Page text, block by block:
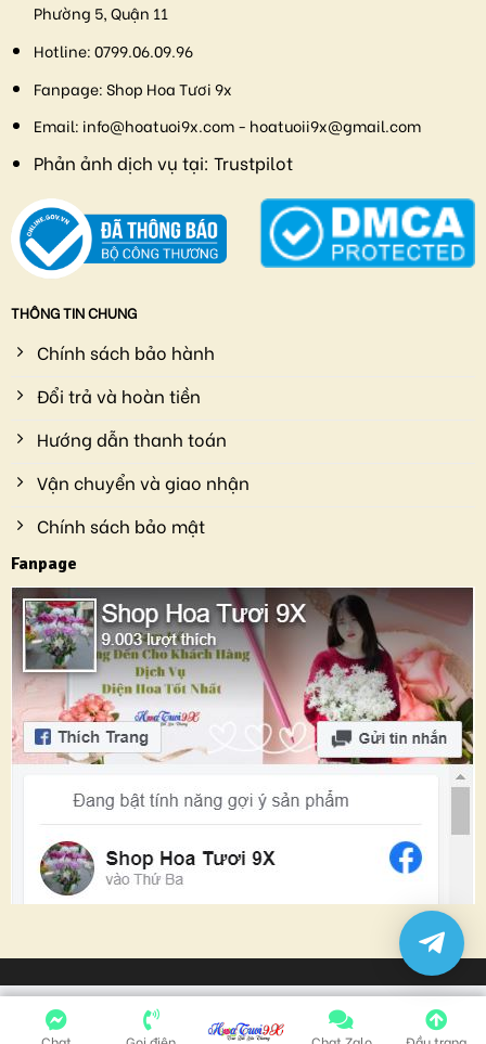
Phường 5, Quận 11
Hotline:0799.06.09.96
Fanpage:Shop Hoa Tươi 9x
Email: info@hoatuoi9x.com - hoatuoii9x@gmail.com
Phản ảnh dịch vụ tại: Trustpilot
THÔNG TIN CHUNG
Chính sách bảo hành
Đổi trả và hoàn tiền
Hướng dẫn thanh toán
Vận chuyển và giao nhận
Chính sách bảo mật
Fanpage